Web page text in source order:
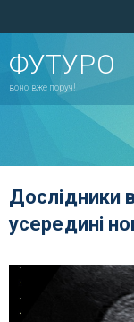
ФУТУРО
воно вже поруч!
Дослідники
усередині